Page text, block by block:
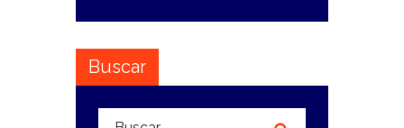
Buscar
Buscar: